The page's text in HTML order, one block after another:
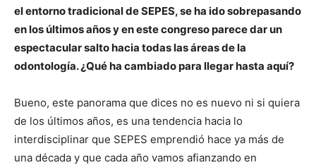
el entorno tradicional de SEPES, se ha ido sobrepasando
en los últimos años y en este congreso parece dar un
espectacular salto hacia todas las áreas de la
odontología. ¿Qué ha cambiado para llegar hasta aquí?
Bueno, este panorama que dices no es nuevo ni si quiera
de los últimos años, es una tendencia hacia lo
interdisciplinar que SEPES emprendió hace ya más de
una década y que cada año vamos afianzando en